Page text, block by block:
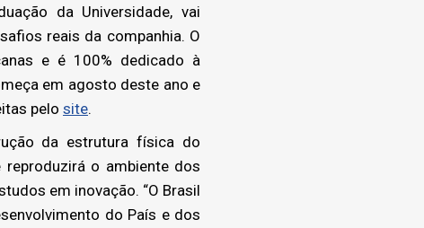
da Universidade, vai
reais da companhia. O
e é 100% dedicado à
em agosto deste ano e
pelo site.
da estrutura física do
o ambiente dos
em inovação. “O Brasil
do País e dos